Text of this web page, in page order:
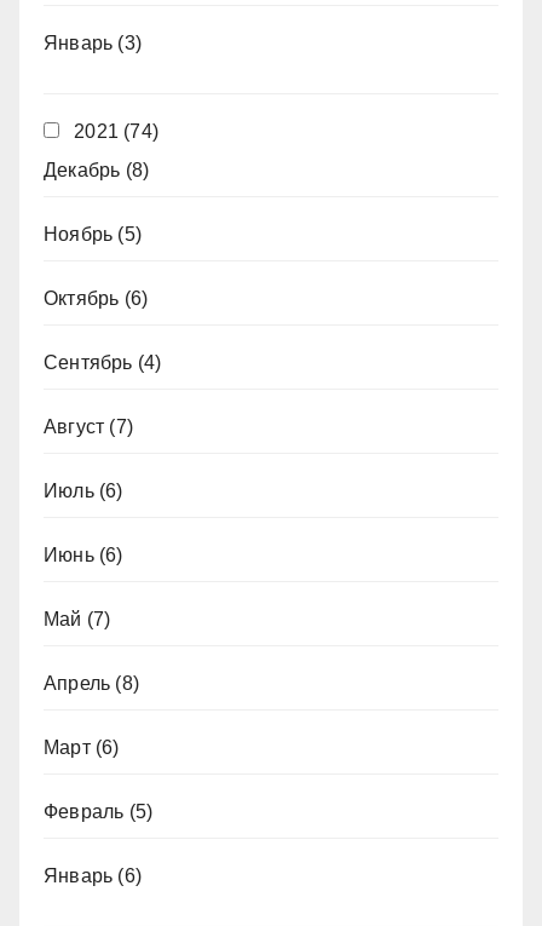
Январь (3)
2021 (74)
Декабрь (8)
Ноябрь (5)
Октябрь (6)
Сентябрь (4)
Август (7)
Июль(6)
Июнь(6)
Май (7)
Апрель (8)
Март(6)
Февраль (5)
Январь (6)